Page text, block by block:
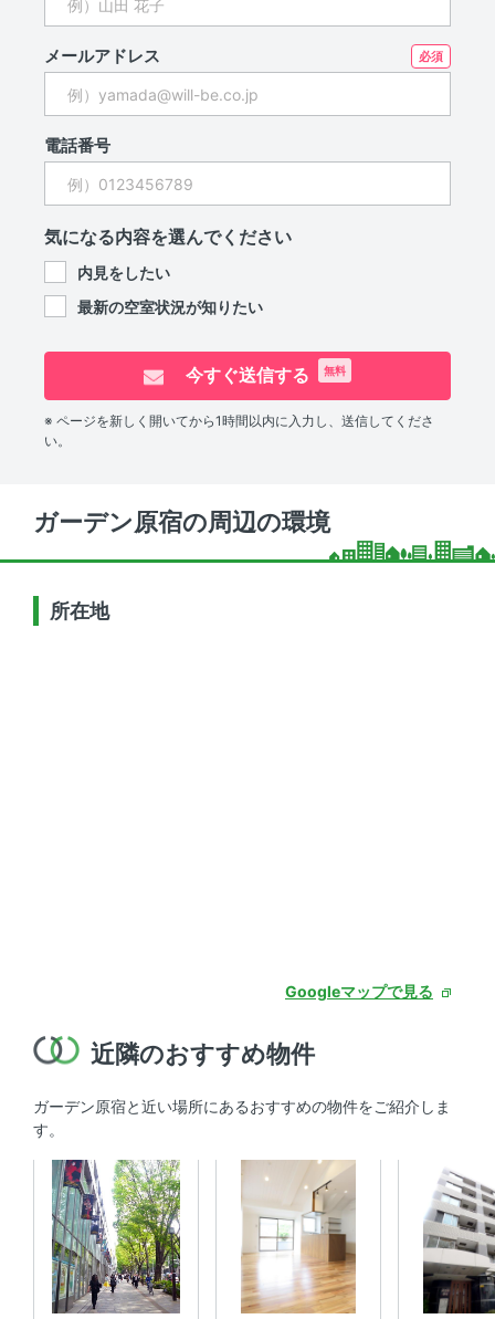
メールアドレス
電話番号
気になる内容を選んでください
内見をしたい
最新の空室状況が知りたい
今すぐ送信する 無料
※ ページを新しく開いてから1時間以内に入力し、送信してくださ
い。
ガーデン原宿の周辺の環境
所在地
Googleマップで見る
近隣のおすすめ物件
ガーデン原宿と近い場所にあるおすすめの物件をご紹介しま
す。